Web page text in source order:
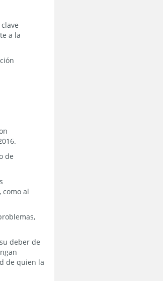
a la
de
como al
deber de
de quien la